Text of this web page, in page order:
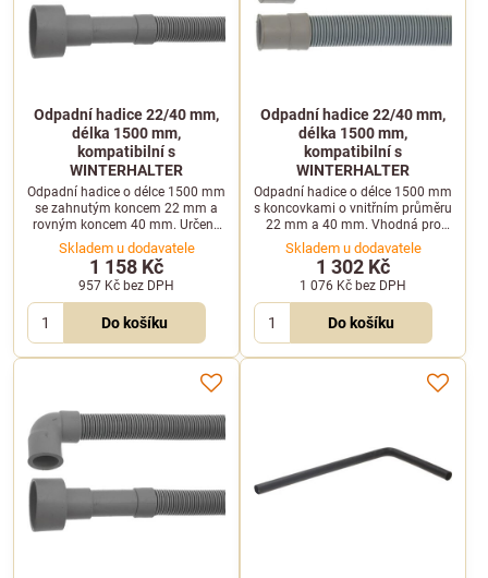
Odpadní hadice 22/40 mm,
délka 1500 mm,
kompatibilní s
WINTERHALTER
Odpadní hadice o délce 1500 mm
se zahnutým koncem 22 mm a
rovným koncem 40 mm. Určeno
pro profesionální myčky
WINTERHALTER.
Skladem u dodavatele
1 158 Kč
957 Kč bez DPH
Do košíku
Odpadní hadice 22/40 mm,
délka 1500 mm,
kompatibilní s
WINTERHALTER
Odpadní hadice o délce 1500 mm
s koncovkami o vnitřním průměru
22 mm a 40 mm. Vhodná pro
vybrané myčky WINTERHALTER.
Skladem u dodavatele
1 302 Kč
1 076 Kč bez DPH
Do košíku